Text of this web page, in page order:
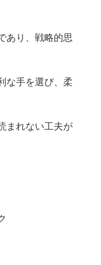
あり、戦略的思
な手を選び、柔
まれない工夫が